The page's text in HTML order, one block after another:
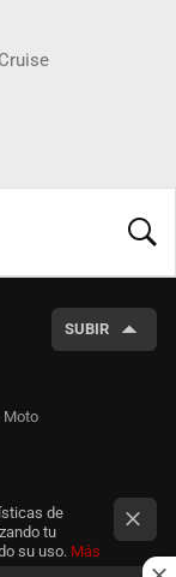
SUBIR
Moto
de
tu
su uso. Más